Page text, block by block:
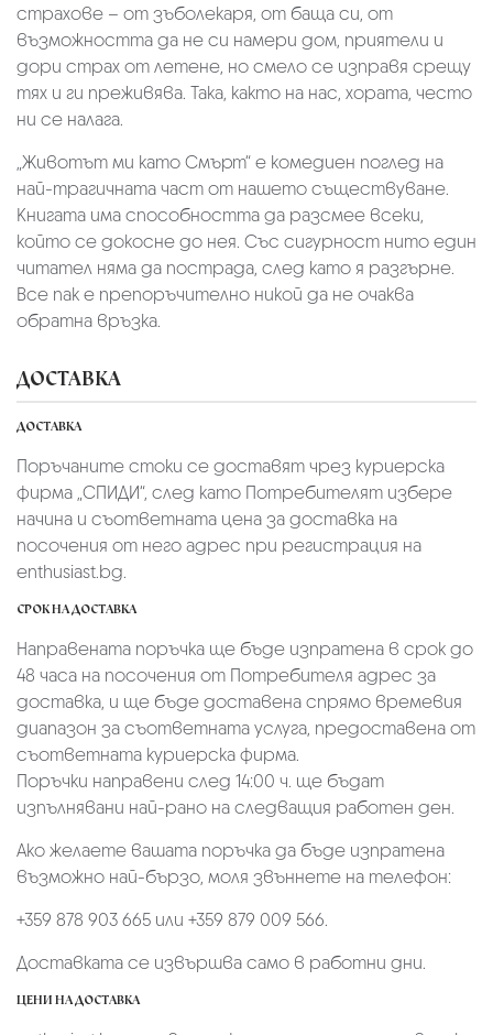
страхове – от зъболекаря, от баща си, от
възможността да не си намери дом, приятели и
дори страх от летене, но смело се изправя срещу
тях и ги преживява. Така, както на нас, хората, често
ни се налага.
„Животът ми като Смърт“ е комедиен поглед на
най-трагичната част от нашето съществуване.
Книгата има способността да разсмее всеки,
който се докосне до нея. Със сигурност нито един
читател няма да пострада, след като я разгърне.
Все пак е препоръчително никой да не очаква
обратна връзка.
ДОСТАВКА
ДОСТАВКА
Поръчаните стоки се доставят чрез куриерскa
фирмa „СПИДИ“, след като Потребителят избере
начина и съответната цена за доставка на
посочения от него адрес при регистрация на
enthusiast.bg.
СРОК НА ДОСТАВКА
Направената поръчка ще бъде изпратена в срок до
48 часа на посочения от Потребителя адрес за
доставка, и ще бъде доставена спрямо времевия
диапазон за съответната услуга, предоставена от
съответната куриерска фирма.
Поръчки направени след 14:00 ч. ще бъдат
изпълнявани най-рано на следващия работен ден.
Ако желаете вашата поръчка да бъде изпратена
възможно най-бързо, моля звъннете на телефон:
+359 878 903 665 или +359 879 009 566.
Доставката се извършва само в работни дни.
ЦЕНИ НА ДОСТАВКА